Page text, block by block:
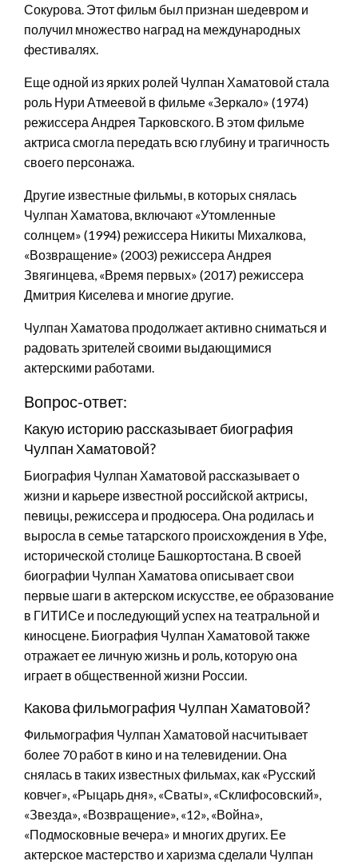
Сокурова. Этот фильм был признан шедевром и
получил множество наград на международных
фестивалях.
Еще одной из ярких ролей Чулпан Хаматовой стала
роль Нури Атмеевой в фильме «Зеркало» (1974)
режиссера Андрея Тарковского. В этом фильме
актриса смогла передать всю глубину и трагичность
своего персонажа.
Другие известные фильмы, в которых снялась
Чулпан Хаматова, включают «Утомленные
солнцем» (1994) режиссера Никиты Михалкова,
«Возвращение» (2003) режиссера Андрея
Звягинцева, «Время первых» (2017) режиссера
Дмитрия Киселева и многие другие.
Чулпан Хаматова продолжает активно сниматься и
радовать зрителей своими выдающимися
актерскими работами.
Вопрос-ответ:
Какую историю рассказывает биография
Чулпан Хаматовой?
Биография Чулпан Хаматовой рассказывает о
жизни и карьере известной российской актрисы,
певицы, режиссера и продюсера. Она родилась и
выросла в семье татарского происхождения в Уфе,
исторической столице Башкортостана. В своей
биографии Чулпан Хаматова описывает свои
первые шаги в актерском искусстве, ее образование
в ГИТИСе и последующий успех на театральной и
киносцене. Биография Чулпан Хаматовой также
отражает ее личную жизнь и роль, которую она
играет в общественной жизни России.
Какова фильмография Чулпан Хаматовой?
Фильмография Чулпан Хаматовой насчитывает
более 70 работ в кино и на телевидении. Она
снялась в таких известных фильмах, как «Русский
ковчег», «Рыцарь дня», «Сваты», «Склифосовский»,
«Звезда», «Возвращение», «12», «Война»,
«Подмосковные вечера» и многих других. Ее
актерское мастерство и харизма сделали Чулпан